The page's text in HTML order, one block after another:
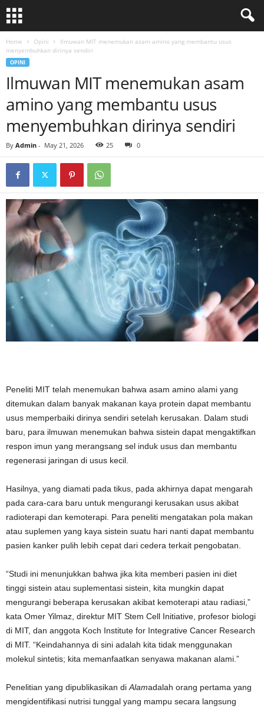
Home Opini
Ilmuwan MIT menemukan asam amino yang membantu usus
menyembuhkan dirinya sendiri
OPINI
Ilmuwan MIT menemukan asam
amino yang membantu usus
menyembuhkan dirinya sendiri
By Admin - May 21, 2026 25 0
Peneliti MIT telah menemukan bahwa asam amino alami yang
ditemukan dalam banyak makanan kaya protein dapat membantu
usus memperbaiki dirinya sendiri setelah kerusakan. Dalam studi
baru, para ilmuwan menemukan bahwa sistein dapat mengaktifkan
respon imun yang merangsang sel induk usus dan membantu
regenerasi jaringan di usus kecil.
Hasilnya, yang diamati pada tikus, pada akhirnya dapat mengarah
pada cara-cara baru untuk mengurangi kerusakan usus akibat
radioterapi dan kemoterapi. Para peneliti mengatakan pola makan
atau suplemen yang kaya sistein suatu hari nanti dapat membantu
pasien kanker pulih lebih cepat dari cedera terkait pengobatan.
“Studi ini menunjukkan bahwa jika kita memberi pasien ini diet
tinggi sistein atau suplementasi sistein, kita mungkin dapat
mengurangi beberapa kerusakan akibat kemoterapi atau radiasi,”
kata Omer Yilmaz, direktur MIT Stem Cell Initiative, profesor biologi
di MIT, dan anggota Koch Institute for Integrative Cancer Research
di MIT. “Keindahannya di sini adalah kita tidak menggunakan
molekul sintetis; kita memanfaatkan senyawa makanan alami.”
Penelitian yang dipublikasikan di Alamadalah orang pertama yang
mengidentifikasi nutrisi tunggal yang mampu secara langsung